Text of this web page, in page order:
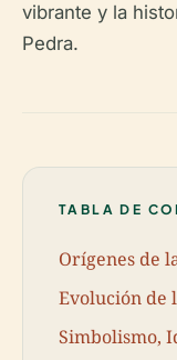
vibrante y la
Pedra.
TABLA DE
Orígenes de
Evolución de
Simbolismo,